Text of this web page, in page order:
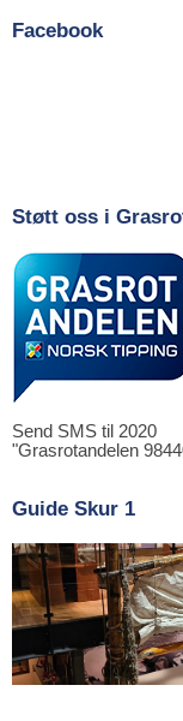
Facebook
Støtt oss i
Send SMS til 2020
"Grasrotandelen
Guide Skur 1